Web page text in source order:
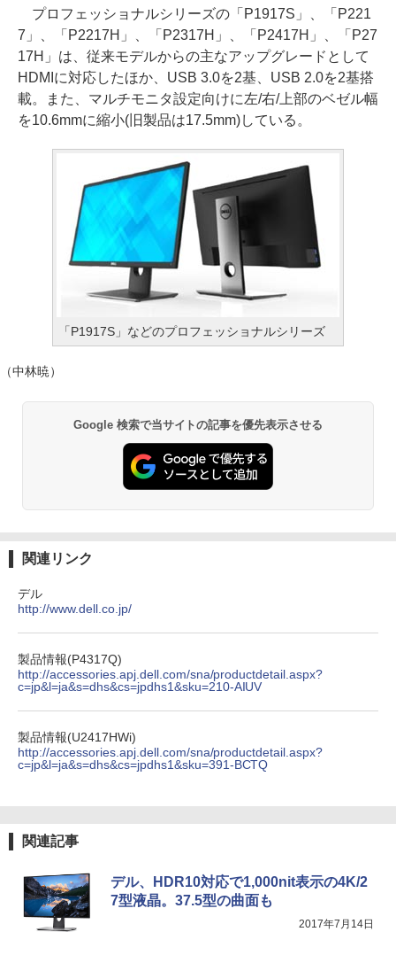
プロフェッショナルシリーズの「P1917S」、「P221
7」、「P2217H」、「P2317H」、「P2417H」、「P27
17H」は、従来モデルからの主なアップグレードとして
HDMIに対応したほか、USB 3.0を2基、USB 2.0を2基搭
載。また、マルチモニタ設定向けに左/右/上部のベゼル幅
を10.6mmに縮小(旧製品は17.5mm)している。
「P1917S」などのプロフェッショナルシリーズ
（中林暁）
Google 検索で当サイトの記事を優先表示させる
関連リンク
デル
http://www.dell.co.jp/
製品情報(P4317Q)
http://accessories.apj.dell.com/sna/productdetail.aspx?
c=jp&l=ja&s=dhs&cs=jpdhs1&sku=210-AIUV
製品情報(U2417HWi)
http://accessories.apj.dell.com/sna/productdetail.aspx?
c=jp&l=ja&s=dhs&cs=jpdhs1&sku=391-BCTQ
関連記事
デル、HDR10対応で1,000nit表示の4K/2
7型液晶。37.5型の曲面も
2017年7月14日